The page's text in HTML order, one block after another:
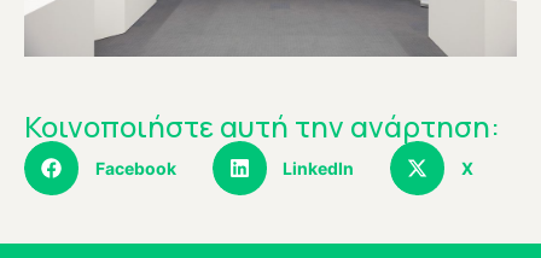
Κοινοποιήστε αυτή την ανάρτηση:
Facebook LinkedIn X